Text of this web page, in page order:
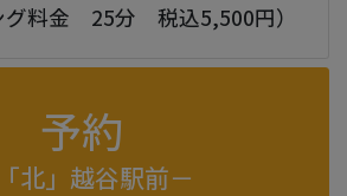
グ料金 25分 税込5,500円）
予約
北」越谷駅前－